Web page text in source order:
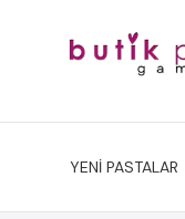
YENİ PASTALAR